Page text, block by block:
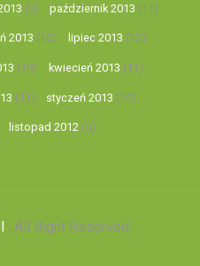
(9) październik 2013 (11)
2013 (16) lipiec 2013 (12)
(10) kwiecień 2013 (11)
(11) styczeń 2013 (10)
listopad 2012(5)
. All Right Reserved.